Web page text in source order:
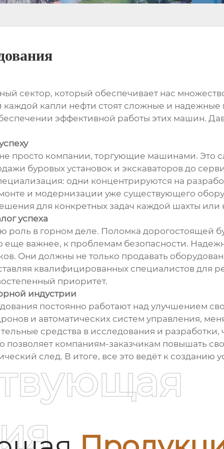
сектор, который обеспечивает нас
каждой капли нефти стоят сложные и
эффективной работы этих машин.
просто компании, торгующие машинами. Это
буровых установок и экскаваторов до
одни концентрируются на
и модернизации уже существующего
для конкретных задач каждой шахты или
успеха
в горном деле. Поломка дорогостоящей
важнее, к проблемам безопасности.
Они должны не только продавать
квалифицированных специалистов для
приоритет.
индустрии
постоянно работают над улучшением
и автоматических систем управления,
средства в исследования и разработки,
позволяет компаниям-заказчикам повышать
след. В итоге, все это ведёт к созданию